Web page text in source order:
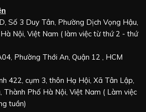
Số 3 Duy Tân, Phường Dịch Vọng Hậu,
Nội, Việt Nam ( làm việc từ thứ 2 - thứ
Phường Thới An, Quận 12 , HCM
422, cụm 3, thôn Hạ Hội, Xã Tân Lập,
Thành Phố Hà Nội, Việt Nam ( Làm việc
tuần)